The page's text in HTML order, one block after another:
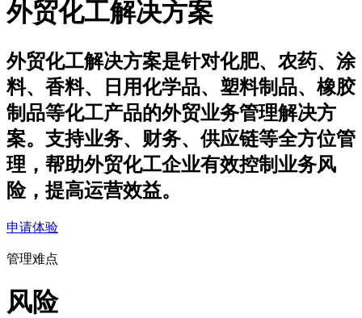
外贸化工解决方案
外贸化工解决方案是针对化肥、农药、涂
料、香料、日用化学品、塑料制品、橡胶
制品等化工产品的外贸业务管理解决方
案。支持业务、财务、供应链等全方位管
理，帮助外贸化工企业有效控制业务风
险，提高运营效益。
申请体验
管理难点
风险